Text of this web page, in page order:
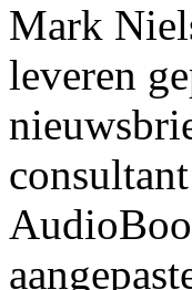
Mark
leveren